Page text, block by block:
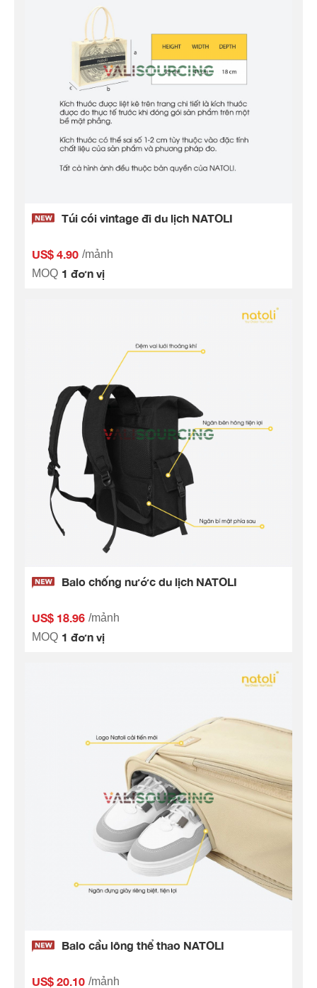
Túi cói vintage đi du lịch NATOLI
US$ 4.90 /mảnh
MOQ 1 đơn vị
Balo chống nước du lịch NATOLI
US$ 18.96 /mảnh
MOQ 1 đơn vị
Balo cầu lông thể thao NATOLI
US$ 20.10 /mảnh